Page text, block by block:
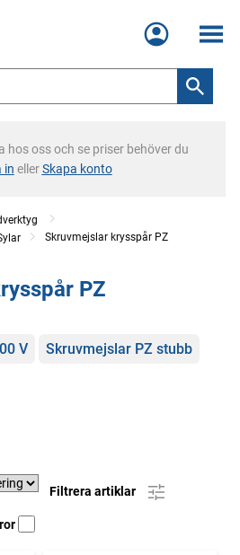
Meny
hos oss och se priser behöver du
in ellerSkapa konto
Skruvmejslar krysspår PZ
PZ
V Skruvmejslar PZ stubb
Filtrera artiklar